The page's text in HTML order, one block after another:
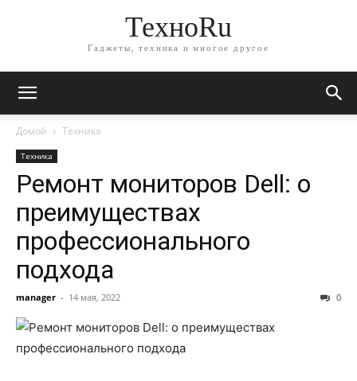
ТехноRu
Гаджеты, техника и многое другое
Домой Техника
Техника
Ремонт мониторов Dell: о
преимуществах
профессионального
подхода
manager - 14 мая, 2022 0